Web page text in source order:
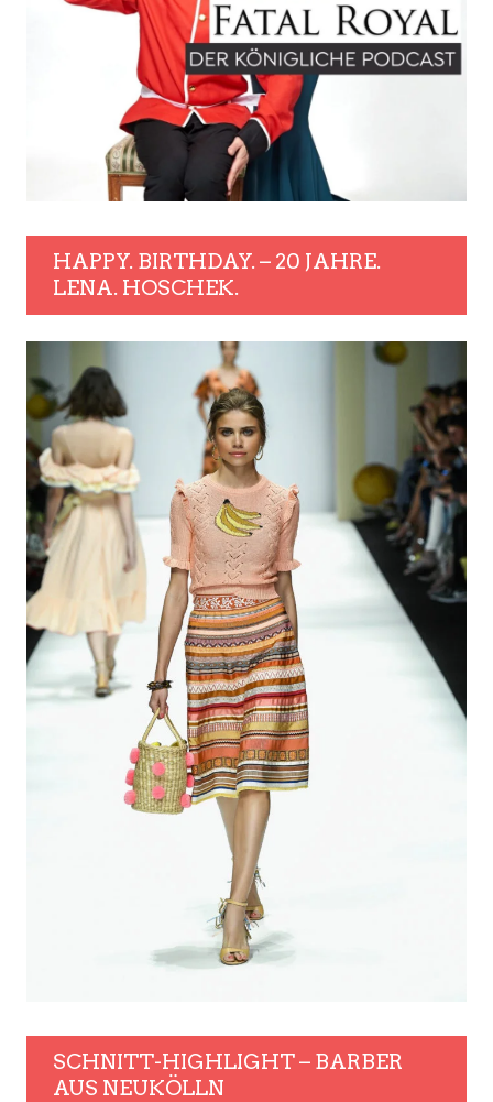
HAPPY. BIRTHDAY. – 20 JAHRE.
LENA. HOSCHEK.
SCHNITT-HIGHLIGHT – BARBER
AUS NEUKÖLLN